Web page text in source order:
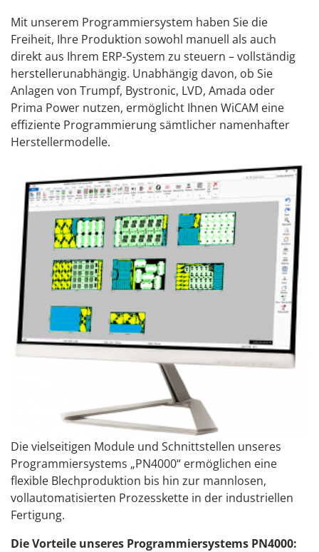
Mit unserem Programmiersystem haben Sie die
Freiheit, Ihre Produktion sowohl manuell als auch
direkt aus Ihrem ERP-System zu steuern – vollständig
herstellerunabhängig. Unabhängig davon, ob Sie
Anlagen von Trumpf, Bystronic, LVD, Amada oder
Prima Power nutzen, ermöglicht Ihnen WiCAM eine
effiziente Programmierung sämtlicher namenhafter
Herstellermodelle.
Die vielseitigen Module und Schnittstellen unseres
Programmiersystems „PN4000“ ermöglichen eine
flexible Blechproduktion bis hin zur mannlosen,
vollautomatisierten Prozesskette in der industriellen
Fertigung.
Die Vorteile unseres Programmiersystems PN4000: